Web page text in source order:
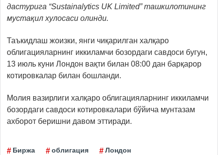
дастурига “Sustainalytics UK Limited” ташкилотининг
мустақил хулосаси олинди.
Таъкидлаш жоизки, янги чиқарилган халқаро
облигацияларнинг иккиламчи бозордаги савдоси бугун,
13 июль куни Лондон вақти билан 08:00 дан барқарор
котировкалар билан бошланди.
Молия вазирлиги халқаро облигацияларнинг иккиламчи
бозордаги савдоси котировкалари бўйича мунтазам
ахборот беришни давом эттиради.
Биржа облигация Лондон